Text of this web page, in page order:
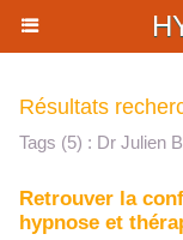
Résultats
Tags (5) : Dr Julien
Retrouver la
hypnose et